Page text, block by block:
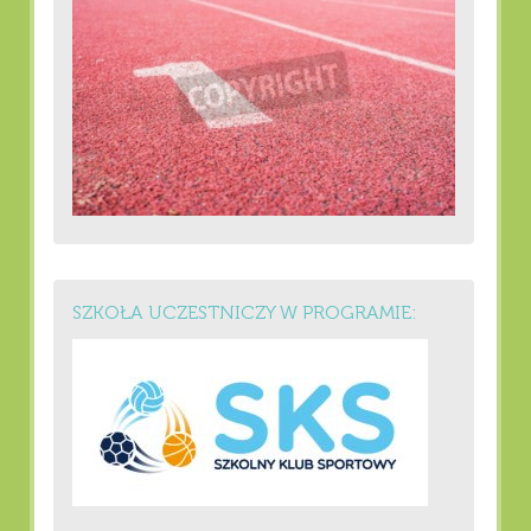
SZKOŁA UCZESTNICZY W PROGRAMIE: